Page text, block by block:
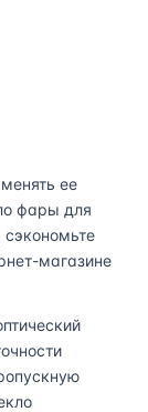
ее
фары для
сэкономьте
магазине